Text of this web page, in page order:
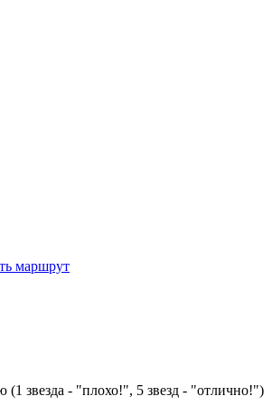
маршрут
звезда - "плохо!", 5 звезд - "отлично!")